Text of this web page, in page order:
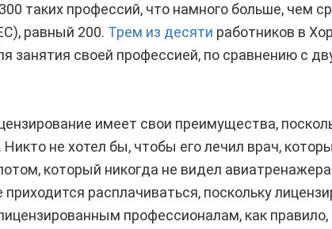
таких профессий, что намного больше, чем
равный 200. Трем из десяти работников в
занятия своей профессией, по сравнению с
имеет свои преимущества,
Никто не хотел бы, чтобы его лечил врач,
который никогда не видел
расплачиваться, поскольку
профессионалам, как правило,